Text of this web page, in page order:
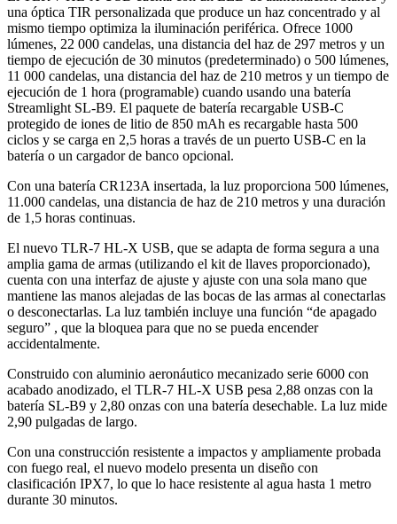
una óptica TIR personalizada que produce un haz concentrado y al
mismo tiempo optimiza la iluminación periférica. Ofrece 1000
lúmenes, 22 000 candelas, una distancia del haz de 297 metros y un
tiempo de ejecución de 30 minutos (predeterminado) o 500 lúmenes,
11 000 candelas, una distancia del haz de 210 metros y un tiempo de
ejecución de 1 hora (programable) cuando usando una batería
Streamlight SL-B9. El paquete de batería recargable USB-C
protegido de iones de litio de 850 mAh es recargable hasta 500
ciclos y se carga en 2,5 horas a través de un puerto USB-C en la
batería o un cargador de banco opcional.
Con una batería CR123A insertada, la luz proporciona 500 lúmenes,
11.000 candelas, una distancia de haz de 210 metros y una duración
de 1,5 horas continuas.
El nuevo TLR-7 HL-X USB, que se adapta de forma segura a una
amplia gama de armas (utilizando el kit de llaves proporcionado),
cuenta con una interfaz de ajuste y ajuste con una sola mano que
mantiene las manos alejadas de las bocas de las armas al conectarlas
o desconectarlas. La luz también incluye una función “de apagado
seguro” , que la bloquea para que no se pueda encender
accidentalmente.
Construido con aluminio aeronáutico mecanizado serie 6000 con
acabado anodizado, el TLR-7 HL-X USB pesa 2,88 onzas con la
batería SL-B9 y 2,80 onzas con una batería desechable. La luz mide
2,90 pulgadas de largo.
Con una construcción resistente a impactos y ampliamente probada
con fuego real, el nuevo modelo presenta un diseño con
clasificación IPX7, lo que lo hace resistente al agua hasta 1 metro
durante 30 minutos.